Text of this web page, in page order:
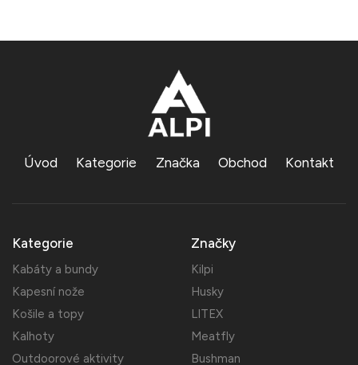
Úvod Kategorie Značka Obchod Kontakt
Kategorie
Kabáty a bundy
Kapesní nože
Košile a topy
Kalhoty
Outdoorové aktivity
Značky
Kilpi
Husky
LITEX
Meatfly
Bushman